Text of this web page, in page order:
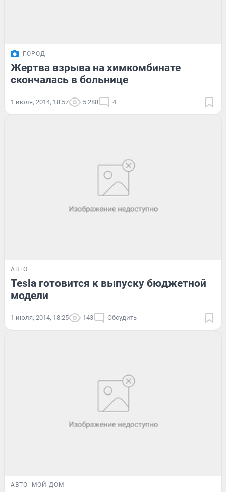
ГОРОД
Жертва взрыва на химкомбинате
скончалась в больнице
1 июля, 2014, 18:57 5 288 4
АВТО
Tesla готовится к выпуску бюджетной
модели
1 июля, 2014, 18:25 143 Обсудить
АВТО МОЙ ДОМ